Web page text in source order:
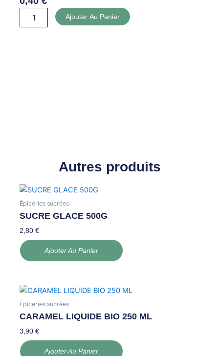
Ajouter Au Panier
Autres produits
Épiceries sucrées
SUCRE GLACE 500G
2,80€
Ajouter Au Panier
Épiceries sucrées
CARAMEL LIQUIDE BIO 250 ML
3,90€
Ajouter Au Panier